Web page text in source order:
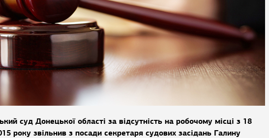
суд Донецької області за відсутність на робочому місці з 18
року звільнив з посади секретаря судових засідань Галину